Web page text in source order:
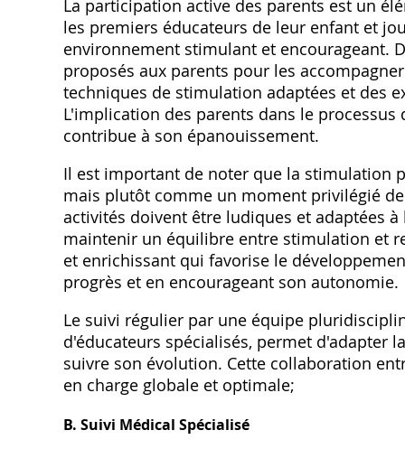
La participation active des parents est un
les premiers éducateurs de leur enfant et
environnement stimulant et encourageant.
proposés aux parents pour les
techniques de stimulation adaptées et des
L'implication des parents dans le
contribue à son épanouissement.
Il est important de noter que la stimulation
mais plutôt comme un moment privilégié
activités doivent être ludiques et adaptées
maintenir un équilibre entre stimulation et
et enrichissant qui favorise le
progrès et en encourageant son autonomie.
Le suivi régulier par une équipe
d'éducateurs spécialisés‚ permet
suivre son évolution. Cette collaboration
en charge globale et optimale;
B. Suivi Médical Spécialisé